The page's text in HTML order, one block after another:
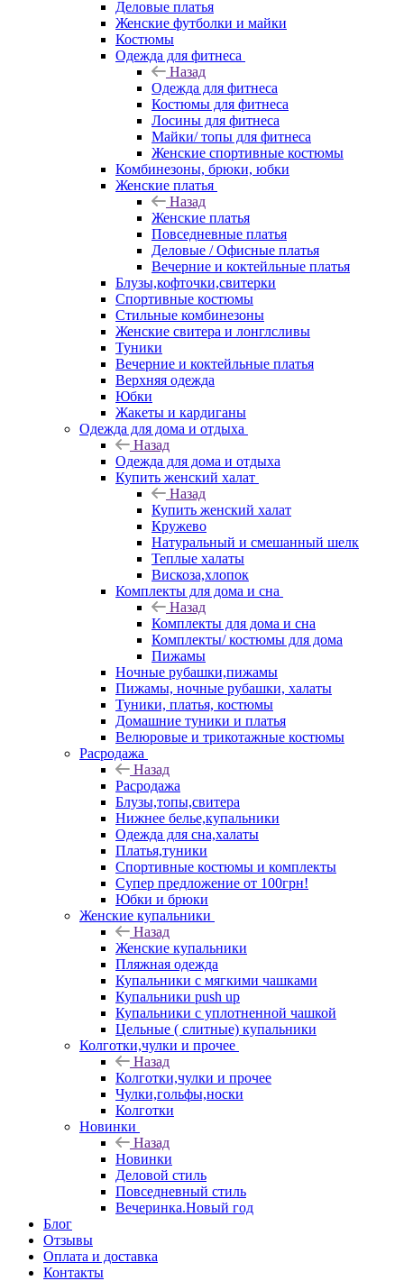
Деловые платья
Женские футболки и майки
Костюмы
Одежда для фитнеса
Назад
Одежда для фитнеса
Костюмы для фитнеса
Лосины для фитнеса
Майки/ топы для фитнеса
Женские спортивные костюмы
Комбинезоны, брюки, юбки
Женские платья
Назад
Женские платья
Повседневные платья
Деловые / Офисные платья
Вечерние и коктейльные платья
Блузы,кофточки,свитерки
Спортивные костюмы
Стильные комбинезоны
Женские свитера и лонглсливы
Туники
Вечерние и коктейльные платья
Верхняя одежда
Юбки
Жакеты и кардиганы
Одежда для дома и отдыха
Назад
Одежда для дома и отдыха
Купить женский халат
Назад
Купить женский халат
Кружево
Натуральный и смешанный шелк
Теплые халаты
Вискоза,хлопок
Комплекты для дома и сна
Назад
Комплекты для дома и сна
Комплекты/ костюмы для дома
Пижамы
Ночные рубашки,пижамы
Пижамы, ночные рубашки, халаты
Туники, платья, костюмы
Домашние туники и платья
Велюровые и трикотажные костюмы
Расродажа
Назад
Расродажа
Блузы,топы,свитера
Нижнее белье,купальники
Одежда для сна,халаты
Платья,туники
Спортивные костюмы и комплекты
Супер предложение от 100грн!
Юбки и брюки
Женские купальники
Назад
Женские купальники
Пляжная одежда
Купальники с мягкими чашками
Купальники push up
Купальники с уплотненной чашкой
Цельные ( слитные) купальники
Колготки,чулки и прочее
Назад
Колготки,чулки и прочее
Чулки,гольфы,носки
Колготки
Новинки
Назад
Новинки
Деловой стиль
Повседневный стиль
Вечеринка.Новый год
Блог
Отзывы
Оплата и доставка
Контакты